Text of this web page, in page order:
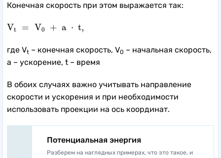
Конечная скорость при этом выражается так:
Vt = V0 + a ⋅ t,
Vt +a ,
где Vt – конечная скорость, V0 – начальная скорость,
a – ускорение, t – время
В обоих случаях важно учитывать направление
скорости и ускорения и при необходимости
использовать проекции на ось координат.
Потенциальная энергия
Разберем на наглядных примерах, что это такое, и